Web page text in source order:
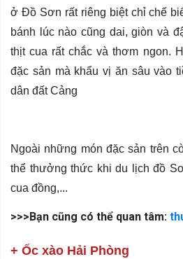
ở Đồ Sơn rất riêng biệt chỉ chế
bánh lúc nào cũng dai, giòn và
thịt cua rất chắc và thơm ngon.
đặc sản mà khẩu vị ăn sâu vào
dân đất Cảng
Ngoài những món đặc sản trên
thể thưởng thức khi du lịch đồ
cua đồng,...
>>>Bạn cũng có thể quan tâm:
+ Ốc xào Hải Phòng